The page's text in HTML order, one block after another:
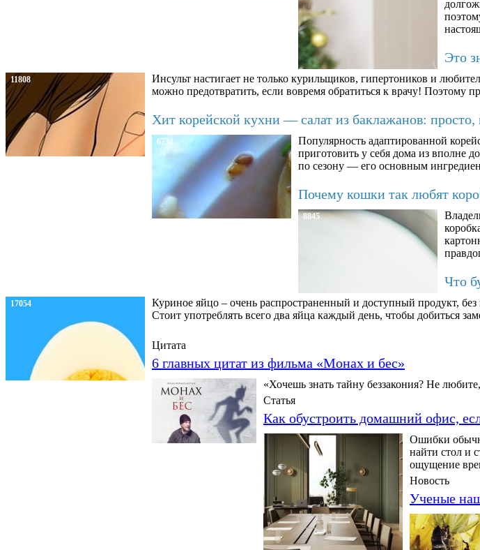
Это
11808
Инсульт настигает не только курильщиков, гипертоников и
можно предотвратить, если вовремя обратиться к врачу! Поэтому
Хит корейской кухни — салат из баклажанов: просто,
6734
Популярность адаптированной
приготовить у себя дома из вполне
по сезону — его основным
Почему кошки так любят
8845
Что
17054
Куриное яйцо – очень распространенный и доступный продукт,
Стоит употреблять всего два яйца каждый день, чтобы добиться
Цитата
6 главных цитат из фильма «Монах и бес»
«Хочешь знать тайну беззакония? Не
Статья
Как обустроить домашний офис,
Ошибки
найти стол и
ощущение
Новость
Ученые